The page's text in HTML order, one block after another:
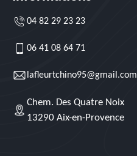
04 82 29 23 23
06 41 08 64 71
lafleurtchino95@gmail.com
Chem. Des Quatre Noix
13290 Aix-en-Provence